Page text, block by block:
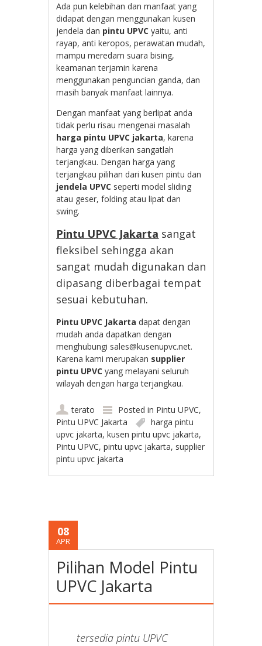
Ada pun kelebihan dan manfaat yang
didapat dengan menggunakan kusen
jendela dan pintu UPVC yaitu, anti
rayap, anti keropos, perawatan mudah,
mampu meredam suara bising,
keamanan terjamin karena
menggunakan penguncian ganda, dan
masih banyak manfaat lainnya.
Dengan manfaat yang berlipat anda
tidak perlu risau mengenai masalah
harga pintu UPVC jakarta, karena
harga yang diberikan sangatlah
terjangkau. Dengan harga yang
terjangkau pilihan dari kusen pintu dan
jendela UPVC seperti model sliding
atau geser, folding atau lipat dan
swing.
Pintu UPVC Jakarta sangat
fleksibel sehingga akan
sangat mudah digunakan dan
dipasang diberbagai tempat
sesuai kebutuhan.
Pintu UPVC Jakarta dapat dengan
mudah anda dapatkan dengan
menghubungi sales@kusenupvc.net.
Karena kami merupakan supplier
pintu UPVC yang melayani seluruh
wilayah dengan harga terjangkau.
terato Posted in Pintu UPVC,
Pintu UPVC Jakarta
harga pintu
upvc jakarta,kusen pintu upvc jakarta,
Pintu UPVC,pintu upvc jakarta, supplier
pintu upvc jakarta
08
APR
Pilihan Model Pintu
UPVC Jakarta
tersedia pintu UPVC